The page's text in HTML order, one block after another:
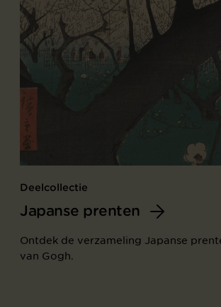
Deelcollectie
Japanse prenten
Ontdek de verzameling Japanse
van Gogh.